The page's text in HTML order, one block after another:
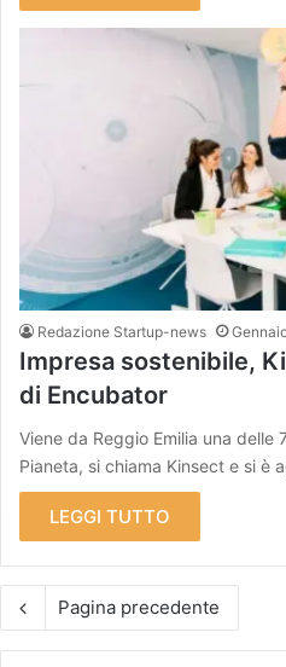
Redazione Startup-news
Impresa sostenibile,
di Encubator
Viene da Reggio Emilia una delle
Pianeta, si chiama Kinsect e si è
LEGGI TUTTO
Pagina precedente